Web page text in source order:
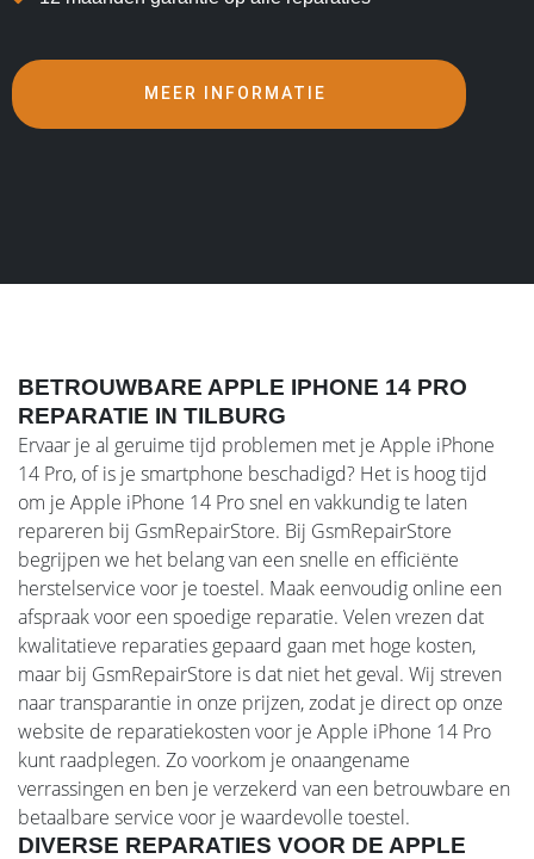
MEER INFORMATIE
BETROUWBARE APPLE IPHONE 14 PRO
REPARATIE IN TILBURG
Ervaar je al geruime tijd problemen met je Apple iPhone
14 Pro, of is je smartphone beschadigd? Het is hoog tijd
om je Apple iPhone 14 Pro snel en vakkundig te laten
repareren bij GsmRepairStore. Bij GsmRepairStore
begrijpen we het belang van een snelle en efficiënte
herstelservice voor je toestel. Maak eenvoudig online een
afspraak voor een spoedige reparatie. Velen vrezen dat
kwalitatieve reparaties gepaard gaan met hoge kosten,
maar bij GsmRepairStore is dat niet het geval. Wij streven
naar transparantie in onze prijzen, zodat je direct op onze
website de reparatiekosten voor je Apple iPhone 14 Pro
kunt raadplegen. Zo voorkom je onaangename
verrassingen en ben je verzekerd van een betrouwbare en
betaalbare service voor je waardevolle toestel.
DIVERSE REPARATIES VOOR DE APPLE